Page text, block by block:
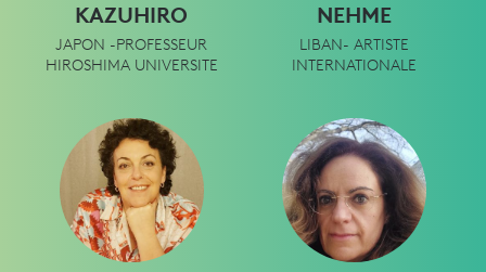
KAZUHIRO
JAPON -PROFESSEUR
HIROSHIMA UNIVERSITE
NEHME
LIBAN- ARTISTE
INTERNATIONALE